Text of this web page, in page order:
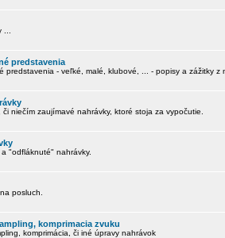
predstavenia
predstavenia - veľké, malé, klubové, ... - popisy a zážitky z
niečím zaujímavé nahrávky, ktoré stoja za vypočutie.
"odfláknuté" nahrávky.
posluch.
komprimacia zvuku
komprimácia, či iné úpravy nahrávok